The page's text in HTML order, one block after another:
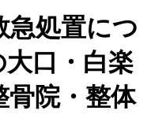
急処置につ
口・白楽
骨院・整体